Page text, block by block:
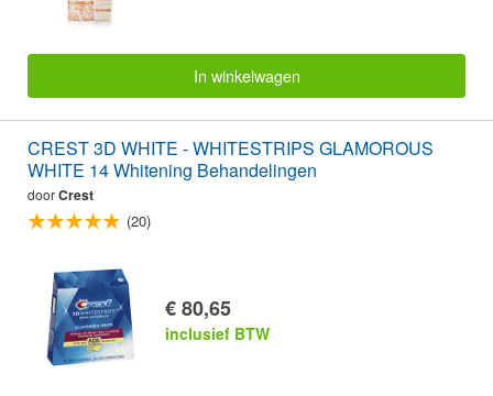
In winkelwagen
CREST 3D WHITE - WHITESTRIPS GLAMOROUS
WHITE 14 Whitening Behandelingen
doorCrest
(20)
€ 80,65
inclusief BTW